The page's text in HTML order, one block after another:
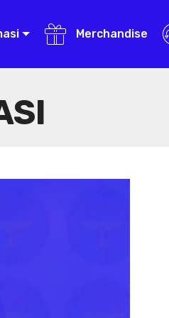
Merchandise